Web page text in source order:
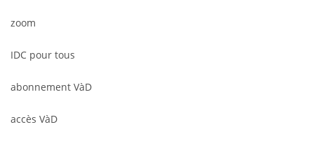
zoom
IDC pour tous
abonnement VàD
accès VàD